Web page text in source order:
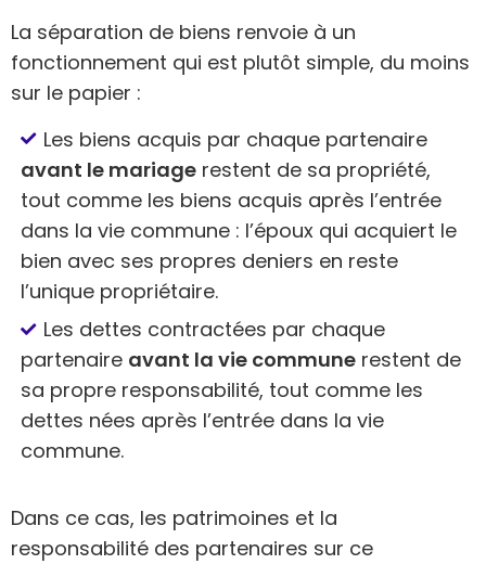
La séparation de biens renvoie à un
fonctionnement qui est plutôt simple, du moins
sur le papier :
Les biens acquis par chaque partenaire
avant le mariage restent de sa propriété,
tout comme les biens acquis après l’entrée
dans la vie commune : l’époux qui acquiert le
bien avec ses propres deniers en reste
l’unique propriétaire.
Les dettes contractées par chaque
partenaire avant la vie commune restent de
sa propre responsabilité, tout comme les
dettes nées après l’entrée dans la vie
commune.
Dans ce cas, les patrimoines et la
responsabilité des partenaires sur ce